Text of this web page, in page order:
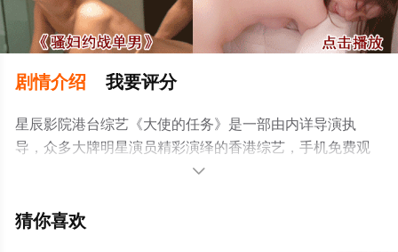
剧情介绍 我要评分
星辰影院港台综艺《大使的任务》是一部由内详导演执
导，众多大牌明星演员精彩演绎的香港综艺，手机免费观
看高清无删减完整版综艺节目就上星辰电影网，更多剧情

猜你喜欢